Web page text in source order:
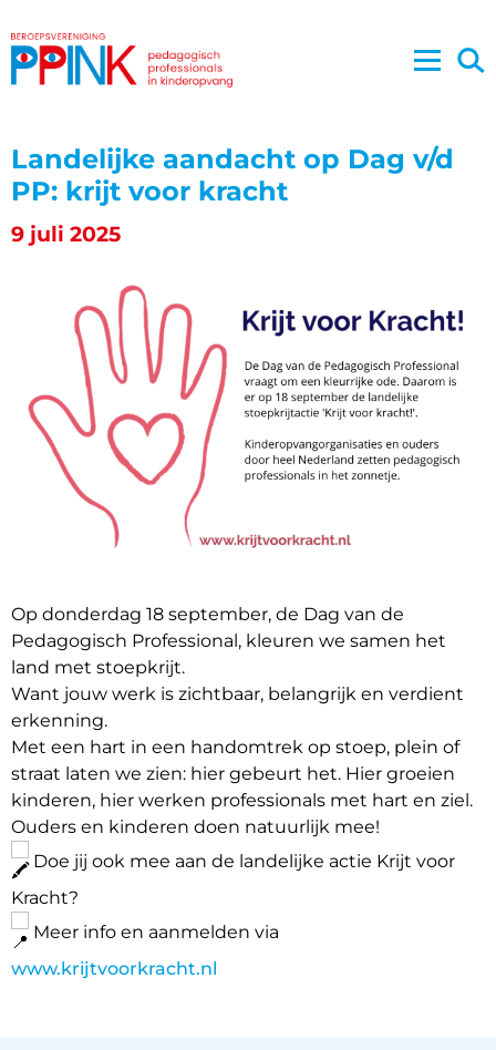
Landelijke aandacht op Dag v/d
PP: krijt voor kracht
9 juli 2025
Op donderdag 18 september, de Dag van de
Pedagogisch Professional, kleuren we samen het
land met stoepkrijt.
Want jouw werk is zichtbaar, belangrijk en verdient
erkenning.
Met een hart in een handomtrek op stoep, plein of
straat laten we zien: hier gebeurt het. Hier groeien
kinderen, hier werken professionals met hart en ziel.
Ouders en kinderen doen natuurlijk mee!
Doe jij ook mee aan de landelijke actie Krijt voor
Kracht?
Meer info en aanmelden via
www.krijtvoorkracht.nl